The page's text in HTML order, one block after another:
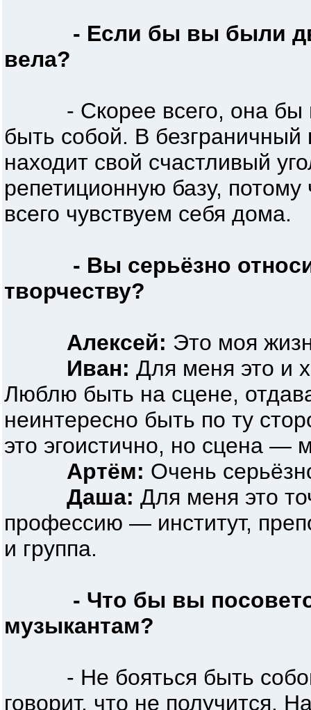
- Если бы вы были
вела?
- Скорее всего, она бы
быть собой. В безграничный
находит свой счастливый
репетиционную базу,
всего чувствуем себя дома.
- Вы серьёзно
творчеству?
Алексей: Это моя
Иван: Для меня это и
Люблю быть на сцене,
неинтересно быть по ту
это эгоистично, но сцена —
Артём: Очень
Даша: Для меня это
профессию — институт,
и группа.
- Что бы вы
музыкантам?
- Не бояться быть собой
говорит, что не получится.